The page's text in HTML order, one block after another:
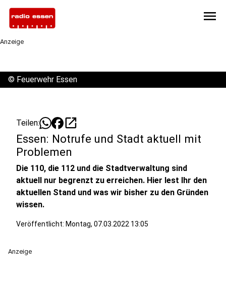
menu
Anzeige
© Feuerwehr Essen
Teilen: open_in_new
Essen: Notrufe und Stadt aktuell mit
Problemen
Die 110, die 112 und die Stadtverwaltung sind
aktuell nur begrenzt zu erreichen. Hier lest Ihr den
aktuellen Stand und was wir bisher zu den Gründen
wissen.
Veröffentlicht: Montag, 07.03.2022 13:05
Anzeige